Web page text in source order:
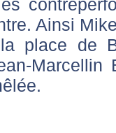
Ainsi
place de
Marcellin